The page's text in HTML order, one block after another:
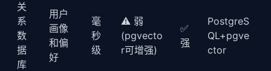
关
系
数
据
库
用户
画像
和偏
好
毫
秒
级
⚠️ 弱
(pgvecto
r可增强)
✅
强
PostgreS
QL+pgve
ctor